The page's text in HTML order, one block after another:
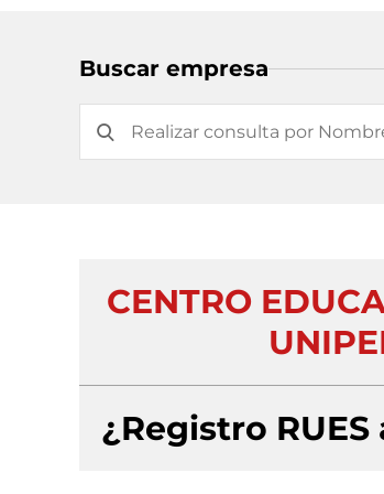
Buscar empresa
CENTRO
¿Registro